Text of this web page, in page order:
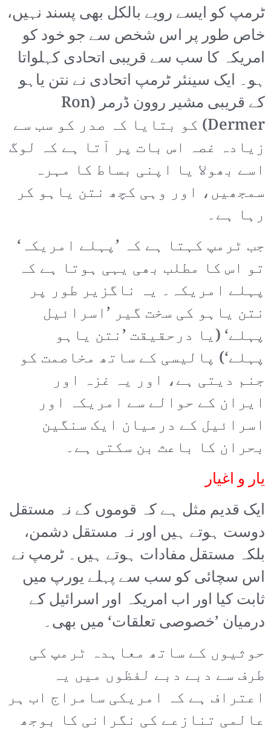
ٹرمپ کو ایسے رویے بالکل بھی پسند نہیں،
خاص طور پر اس شخص سے جو خود کو
امریکہ کا سب سے قریبی اتحادی کہلواتا
ہو۔ ایک سینئر ٹرمپ اتحادی نے نتن یاہو
کے قریبی مشیر روون ڈرمر (Ron
Dermer) کو بتایا کہ صدر کو سب سے
زیادہ غصہ اس بات پر آتا ہے کہ لوگ
اسے بھولا یا اپنی بساط کا مہرہ
سمجھیں، اور وہی کچھ نتن یاہو کر
رہا ہے۔
جب ٹرمپ کہتا ہے کہ ’پہلے امریکہ‘
تو اس کا مطلب بھی یہی ہوتا ہے کہ
پہلے امریکہ۔ یہ ناگزیر طور پر
نتن یاہو کی سخت گیر ’اسرائیل
پہلے‘ (یا درحقیقت ’نتن یاہو
پہلے‘) پالیسی کے ساتھ مخاصمت کو
جنم دیتی ہے، اور یہ غزہ اور
ایران کے حوالے سے امریکہ اور
اسرائیل کے درمیان ایک سنگین
بحران کا باعث بن سکتی ہے۔
یار و اغیار
ایک قدیم مثل ہے کہ قوموں کے نہ مستقل
دوست ہوتے ہیں اور نہ مستقل دشمن،
بلکہ مستقل مفادات ہوتے ہیں۔ ٹرمپ نے
اس سچائی کو سب سے پہلے یورپ میں
ثابت کیا اور اب امریکہ اور اسرائیل کے
درمیان ’خصوصی تعلقات‘ میں بھی۔
حوثیوں کے ساتھ معاہدہ ٹرمپ کی
طرف سے دبے دبے لفظوں میں یہ
اعتراف ہے کہ امریکی سامراج اب ہر
عالمی تنازعے کی نگرانی کا بوجھ